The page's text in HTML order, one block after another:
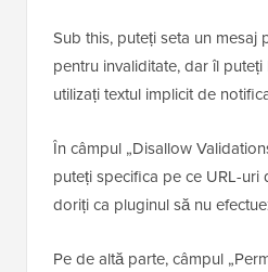
Sub this, puteți seta un mesaj
pentru invaliditate, dar îl
utilizați textul implicit de
În câmpul „Disallow
puteți specifica pe ce URL-
doriți ca pluginul să nu
Pe de altă parte, câmpul